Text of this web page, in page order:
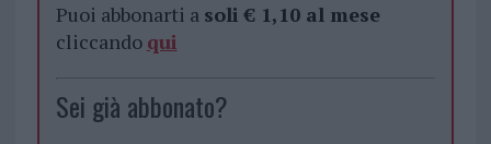
Puoi abbonarti a soli € 1,10 al mese
cliccando qui
Sei già abbonato?